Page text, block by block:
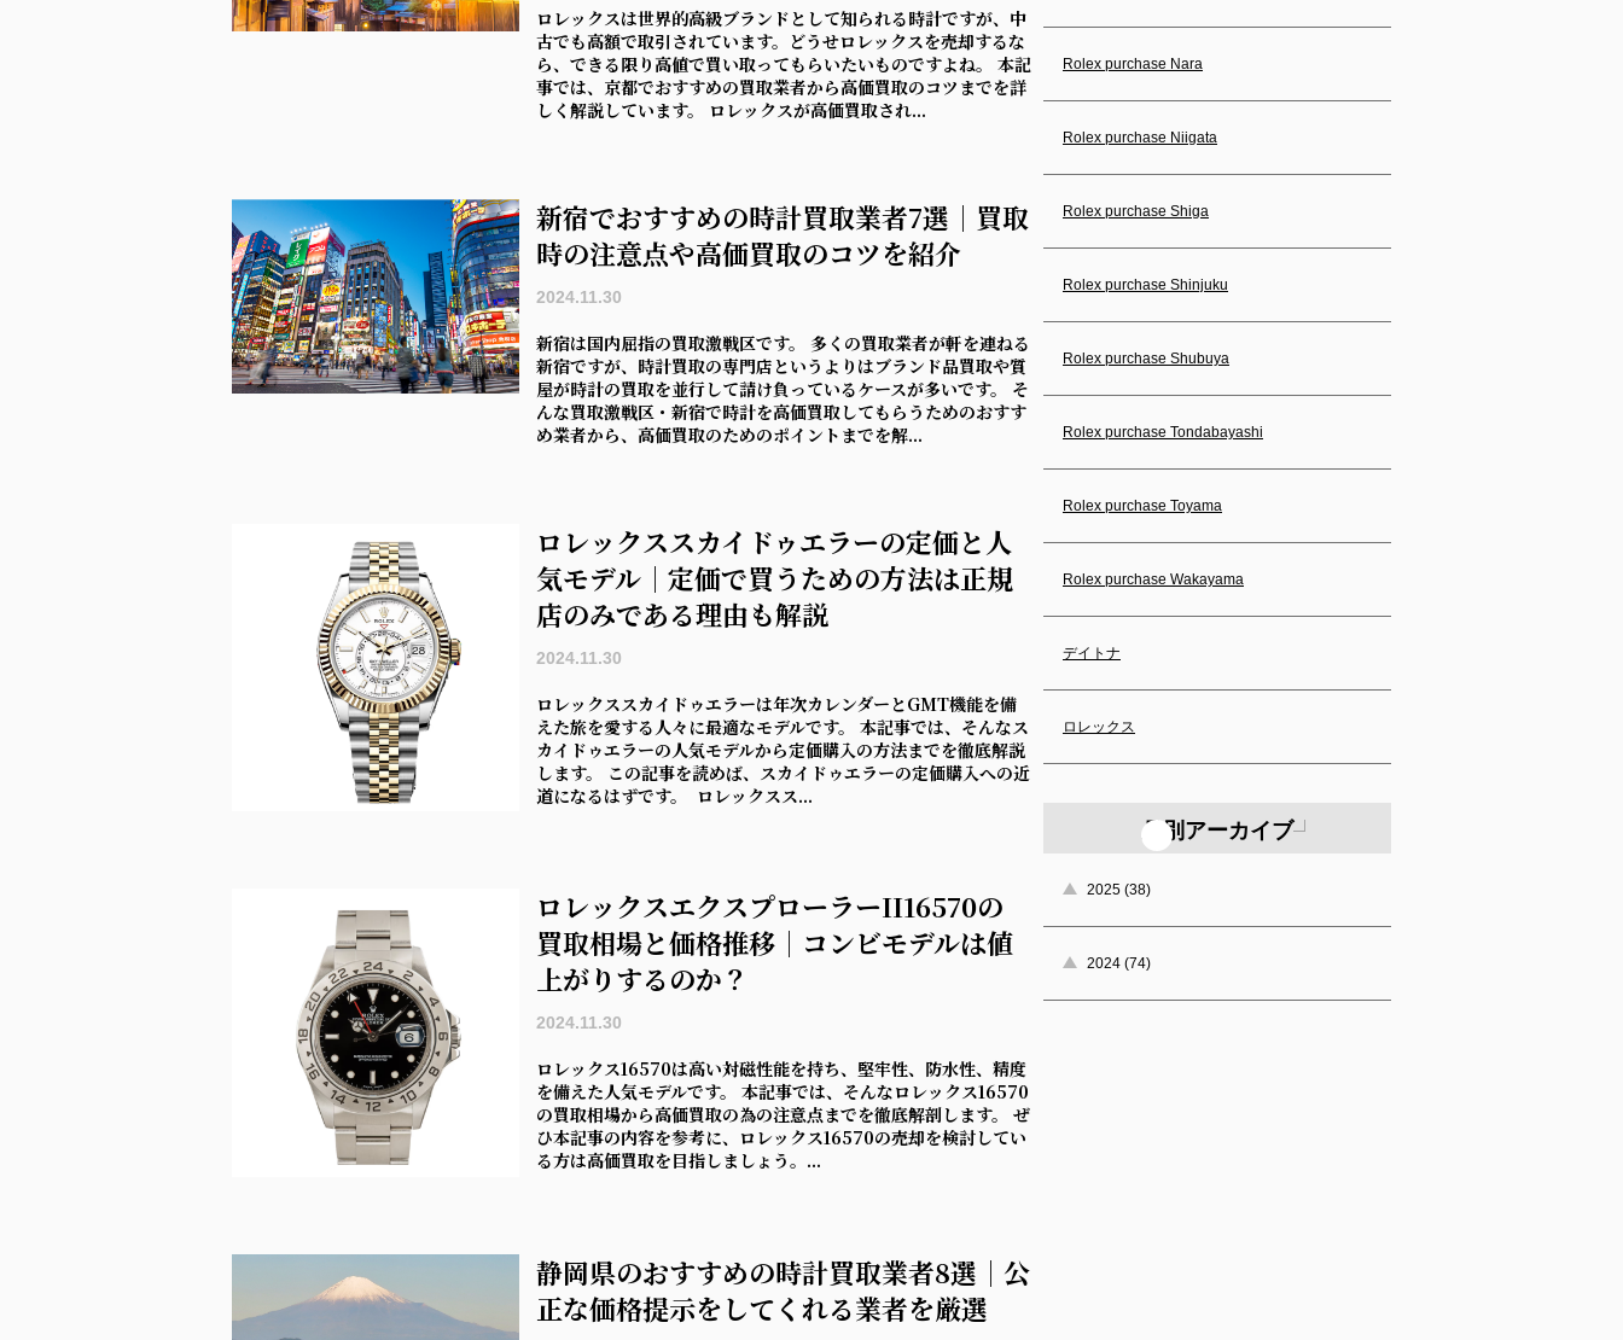
ロレックスは世界的高級ブランドとして知られる時計ですが、中
古でも高額で取引されています。どうせロレックスを売却するな
ら、できる限り高値で買い取ってもらいたいものですよね。 本記
事では、京都でおすすめの買取業者から高価買取のコツまでを詳
しく解説しています。 ロレックスが高価買取され...
新宿でおすすめの時計買取業者7選｜買取
時の注意点や高価買取のコツを紹介
2024.11.30
新宿は国内屈指の買取激戦区です。 多くの買取業者が軒を連ねる
新宿ですが、時計買取の専門店というよりはブランド品買取や質
屋が時計の買取を並行して請け負っているケースが多いです。 そ
んな買取激戦区・新宿で時計を高価買取してもらうためのおすす
め業者から、高価買取のためのポイントまでを解...
ロレックススカイドゥエラーの定価と人
気モデル｜定価で買うための方法は正規
店のみである理由も解説
2024.11.30
ロレックススカイドゥエラーは年次カレンダーとGMT機能を備
えた旅を愛する人々に最適なモデルです。 本記事では、そんなス
カイドゥエラーの人気モデルから定価購入の方法までを徹底解説
します。 この記事を読めば、スカイドゥエラーの定価購入への近
道になるはずです。 ロレックスス...
ロレックスエクスプローラーII16570の
買取相場と価格推移｜コンビモデルは値
上がりするのか？
2024.11.30
ロレックス16570は高い対磁性能を持ち、堅牢性、防水性、精度
を備えた人気モデルです。 本記事では、そんなロレックス16570
の買取相場から高価買取の為の注意点までを徹底解剖します。 ぜ
ひ本記事の内容を参考に、ロレックス16570の売却を検討してい
る方は高価買取を目指しましょう。...
静岡県のおすすめの時計買取業者8選｜公
正な価格提示をしてくれる業者を厳選
Rolex purchase Nara
Rolex purchase Niigata
Rolex purchase Shiga
Rolex purchase Shinjuku
Rolex purchase Shubuya
Rolex purchase Tondabayashi
Rolex purchase Toyama
Rolex purchase Wakayama
デイトナ
ロレックス
月別アーカイブ
2025 (38)
2024 (74)